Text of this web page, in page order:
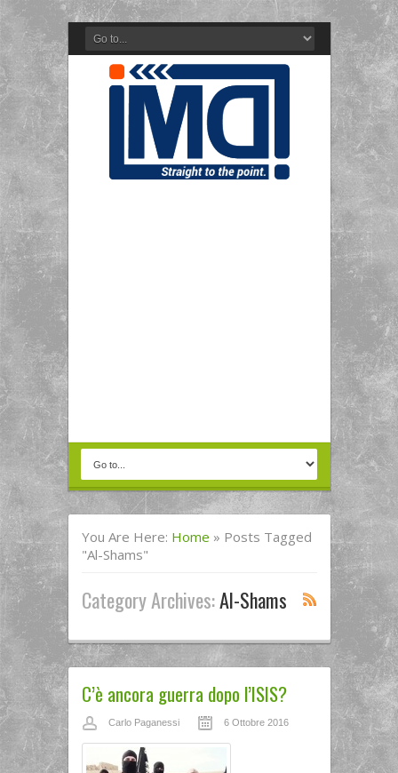
You Are Here: Home » Posts Tagged
"Al-Shams"
Category Archives:Al-Shams
C’è ancora guerra dopo l’ISIS?
Carlo Paganessi 6 Ottobre 2016